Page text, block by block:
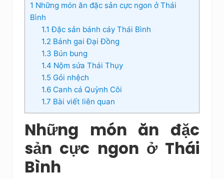
1 Những món ăn đặc sản cực ngon ở Thái
Bình
1.1 Đặc sản bánh cáy Thái Bình
1.2 Bánh gai Đại Đồng
1.3 Bún bung
1.4 Nộm sứa Thái Thụy
1.5Gỏi nhệch
1.6Canh cá Quỳnh Côi
1.7 Bài viết liên quan
Những món ăn đặc
sản cực ngon ở Thái
Bình